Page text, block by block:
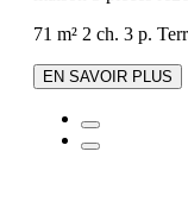
71 m² 2 ch. 3 p.
EN SAVOIR PLUS